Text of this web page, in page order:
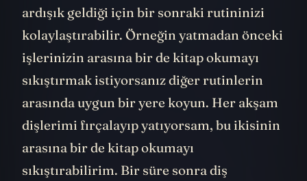
ardışık geldiği için bir sonraki rutininizi
kolaylaştırabilir. Örneğin yatmadan önceki
işlerinizin arasına bir de kitap okumayı
sıkıştırmak istiyorsanız diğer rutinlerin
arasında uygun bir yere koyun. Her akşam
dişlerimi fırçalayıp yatıyorsam, bu ikisinin
arasına bir de kitap okumayı
sıkıştırabilirim. Bir süre sonra diş